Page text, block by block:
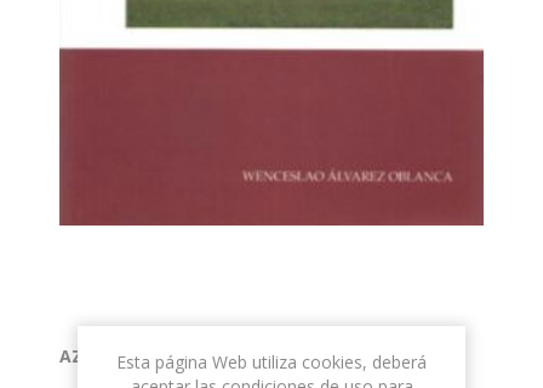
AZADINOS. APUNTES PARA SU HISTORIA
Esta página Web utiliza cookies, deberá